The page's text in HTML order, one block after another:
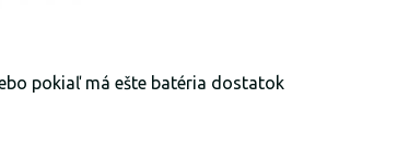
pokiaľ má ešte batéria dostatok